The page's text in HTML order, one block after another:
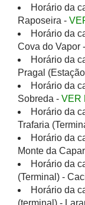
Horário da
Raposeira -
Horário da
Cova do Vapor -
Horário da
Pragal
Horário da
Sobreda - VER
Horário da
Trafaria
Horário da
Monte da
Horário da
(Terminal) -
Horário da
(terminal) -